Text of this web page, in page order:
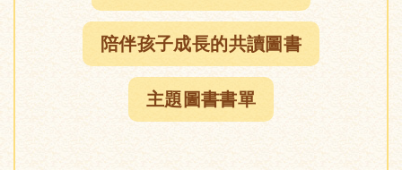
陪伴孩子成長的共讀圖書
主題圖書書單